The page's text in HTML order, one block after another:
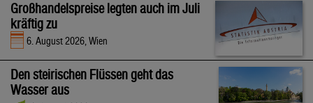
Großhandelspreise legten auch im Juli
kräftig zu
6. August 2026, Wien
Den steirischen Flüssen geht das
Wasser aus